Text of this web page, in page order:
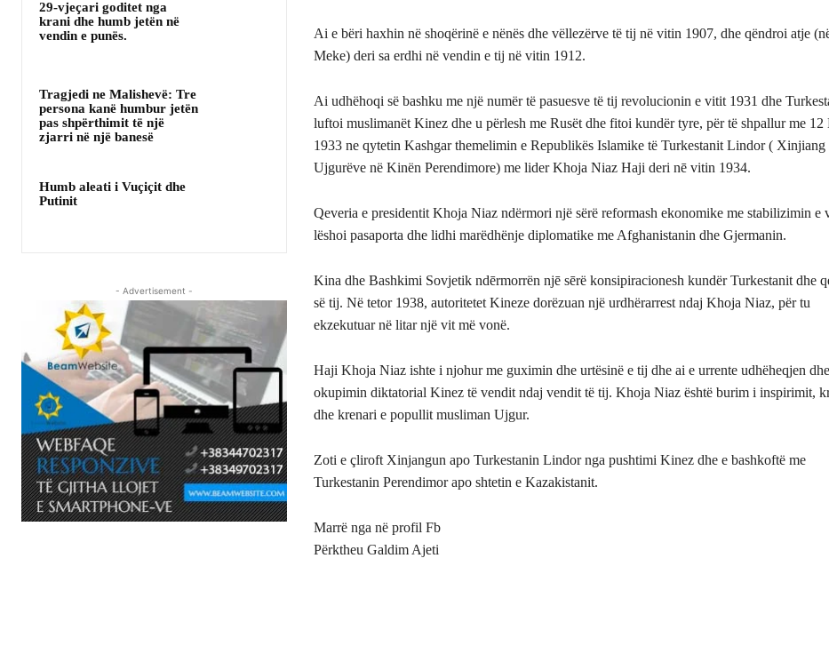
29-vjeçari goditet nga
krani dhe humb jetën në
vendin e punës.
Tragjedi ne Malishevë: Tre
persona kanë humbur jetën
pas shpërthimit të një
zjarri në një banesë
Humb aleati i Vuçiçit dhe
Putinit
- Advertisement -
Ai e bëri haxhin në shoqërinë e nënës dhe vëllezërve të tij në vitin 1907, dhe qëndroi atje
Meke) deri sa erdhi në vendin e tij në vitin 1912.
Ai udhëhoqi së bashku me një numër të pasuesve të tij revolucionin e vitit 1931 dhe
luftoi muslimanët Kinez dhe u përlesh me Rusët dhe fitoi kundër tyre, për të shpallur me 12
1933 ne qytetin Kashgar themelimin e Republikës Islamike të Turkestanit Lindor ( Xinjiang
Ujgurëve në Kinën Perendimore) me lider Khoja Niaz Haji deri nē vitin 1934.
Qeveria e presidentit Khoja Niaz ndërmori një sërë reformash ekonomike me stabilizimin e
lëshoi pasaporta dhe lidhi marëdhënje diplomatike me Afghanistanin dhe Gjermanin.
Kina dhe Bashkimi Sovjetik ndērmorrën njē sērë konsipiracionesh kundër Turkestanit dhe
së tij. Në tetor 1938, autoritetet Kineze dorëzuan një urdhërarrest ndaj Khoja Niaz, për tu
ekzekutuar në litar një vit më vonë.
Haji Khoja Niaz ishte i njohur me guximin dhe urtësinë e tij dhe ai e urrente udhëheqjen dhe
okupimin diktatorial Kinez të vendit ndaj vendit të tij. Khoja Niaz është burim i inspirimit,
dhe krenari e popullit musliman Ujgur.
Zoti e çliroft Xinjangun apo Turkestanin Lindor nga pushtimi Kinez dhe e bashkoftë me
Turkestanin Perendimor apo shtetin e Kazakistanit.
Marrë nga në profil Fb
Përktheu Galdim Ajeti